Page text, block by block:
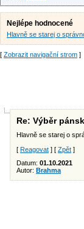
Nejlépe hodnocené
Hlavně se starej o
[ Zobrazit navigační strom ]
Re: Výběr
Hlavně se starej o
[ Reagovat ] [ Zpět ]
Datum: 01.10.2021
Autor: Brahma